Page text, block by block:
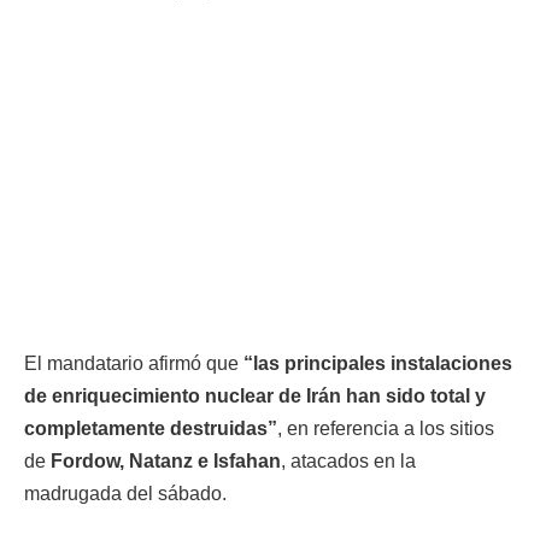
El mandatario afirmó que “las principales instalaciones
de enriquecimiento nuclear de Irán han sido total y
completamente destruidas”, en referencia a los sitios
de Fordow, Natanz e Isfahan, atacados en la
madrugada del sábado.